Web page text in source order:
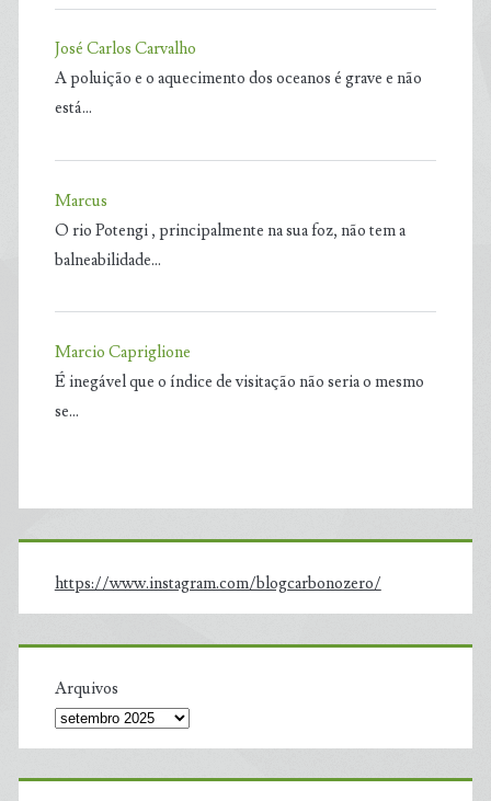
José Carlos Carvalho
A poluição e o aquecimento dos oceanos é grave e não
está…
Marcus
O rio Potengi , principalmente na sua foz, não tem a
balneabilidade…
Marcio Capriglione
É inegável que o índice de visitação não seria o mesmo
se…
https://www.instagram.com/blogcarbonozero/
Arquivos